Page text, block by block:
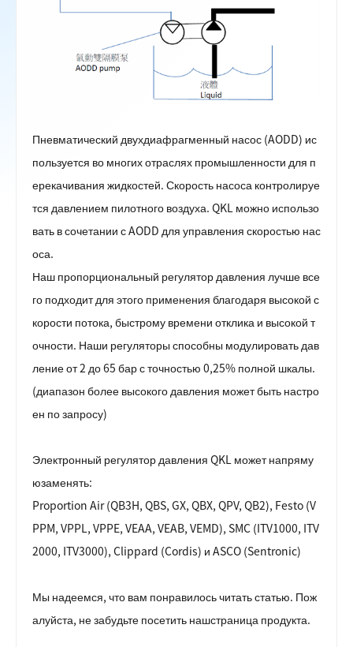
Пневматический двухдиафрагменный насос (AODD) ис
пользуется во многих отраслях промышленности для п
ерекачивания жидкостей. Скорость насоса контролируе
тся давлением пилотного воздуха. QKL можно использо
вать в сочетании с AODD для управления скоростью нас
оса.
Наш пропорциональный регулятор давления лучше все
го подходит для этого применения благодаря высокой с
корости потока, быстрому времени отклика и высокой т
очности. Наши регуляторы способны модулировать дав
ление от 2 до 65 бар с точностью 0,25% полной шкалы.
(диапазон более высокого давления может быть настро
ен по запросу)
Электронный регулятор давления QKL может напряму
юзаменять:
Proportion Air (QB3H, QBS, GX, QBX, QPV, QB2), Festo (V
PPM, VPPL, VPPE, VEAA, VEAB, VEMD), SMC (ITV1000, ITV
2000, ITV3000), Clippard (Cordis) и ASCO (Sentronic)
Мы надеемся, что вам понравилось читать статью. Пож
алуйста, не забудьте посетить нашстраница продукта.